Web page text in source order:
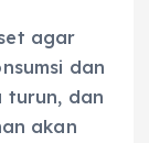
agar
dan
turun, dan
akan